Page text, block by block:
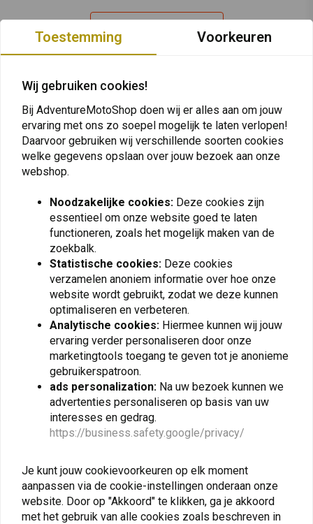
Vergelijkbare producten
DUNLOP
130/90 | 18 Trailmax-
€267,92
SHINKO
140/80 | 17 E805
€123,67
View more
Toestemming Voorkeuren
Wij gebruiken cookies!
Bij AdventureMotoShop doen wij er alles aan om jouw
ervaring met ons zo soepel mogelijk te laten verlopen!
Daarvoor gebruiken wij verschillende soorten cookies
welke gegevens opslaan over jouw bezoek aan onze
webshop.
Noodzakelijke cookies: Deze cookies zijn
essentieel om onze website goed te laten
functioneren, zoals het mogelijk maken van de
zoekbalk.
Statistische cookies: Deze cookies
verzamelen anoniem informatie over hoe onze
website wordt gebruikt, zodat we deze kunnen
optimaliseren en verbeteren.
Analytische cookies: Hiermee kunnen wij jouw
ervaring verder personaliseren door onze
marketingtools toegang te geven tot je anonieme
gebruikerspatroon.
ads personalization: Na uw bezoek kunnen we
advertenties personaliseren op basis van uw
interesses en gedrag.
https://business.safety.google/privacy/
Je kunt jouw cookievoorkeuren op elk moment
aanpassen via de cookie-instellingen onderaan onze
website. Door op "Akkoord" te klikken, ga je akkoord
met het gebruik van alle cookies zoals beschreven in